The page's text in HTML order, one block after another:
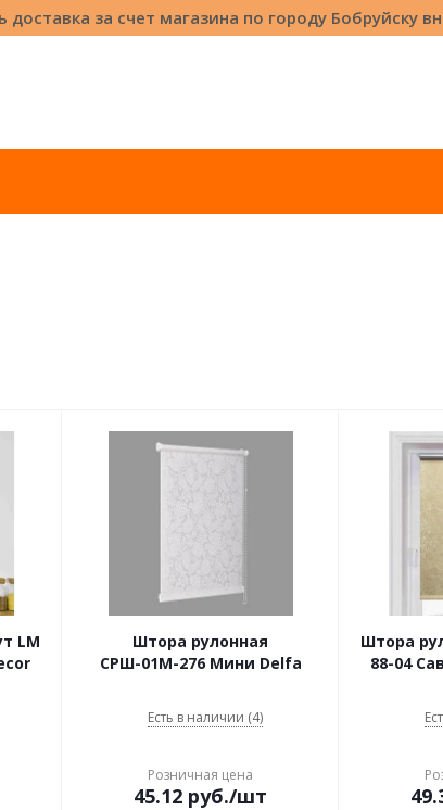
доставка за счет магазина по городу Бобруйску
LM
Штора рулонная
СРШ-01М-276 Мини Delfa
Есть в наличии (4)
Розничная цена
45.12 руб./шт
Штора
88-04